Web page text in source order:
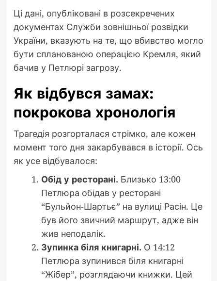
Ці дані, опубліковані в розсекречених
документах Служби зовнішньої розвідки
України, вказують на те, що вбивство могло
бути спланованою операцією Кремля, який
бачив у Петлюрі загрозу.
Як відбувся замах:
покрокова хронологія
Трагедія розгорталася стрімко, але кожен
момент того дня закарбувався в історії. Ось
як усе відбувалося:
Обід у ресторані. Близько 13:00
Петлюра обідав у ресторані
“Бульйон-Шартьє” на вулиці Расін. Це
був його звичний маршрут, адже він
жив неподалік.
Зупинка біля книгарні. О 14:12
Петлюра зупинився біля книгарні
“Жібер”, розглядаючи книжки. Цей